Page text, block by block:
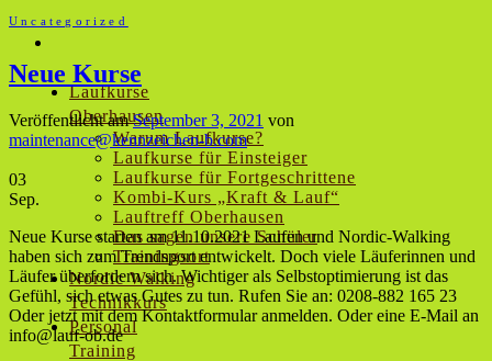
Laufkurse
Oberhausen
Warum Laufkurse?
Laufkurse für Einsteiger
Laufkurse für Fortgeschrittene
Kombi-Kurs „Kraft & Lauf“
Lauftreff Oberhausen
Das sagen unsere Schüler
Trainingsort
Nordic Walking
Technikkurs
Personal
Training
Uncategorized
Neue Kurse
Veröffentlicht amSeptember 3, 2021 von
maintenance@kennzeichen-b.com
03
Sep.
Neue Kurse starten am 11.10.2021 Laufen und Nordic-Walking
haben sich zum Trendsport entwickelt. Doch viele Läuferinnen und
Läufer überfordern sich. Wichtiger als Selbstoptimierung ist das
Gefühl, sich etwas Gutes zu tun. Rufen Sie an: 0208-882 165 23
Oder jetzt mit dem Kontaktformular anmelden. Oder eine E-Mail an
info@lauf-ob.de